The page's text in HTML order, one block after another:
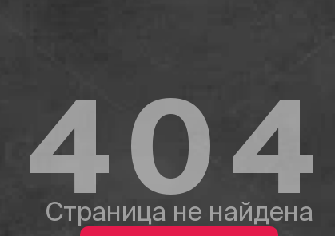
404
Страница не найдена